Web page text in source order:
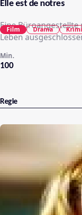
Elle est de notres
Eine
Leben
100
Min.
Film Drama Krimi
Regie